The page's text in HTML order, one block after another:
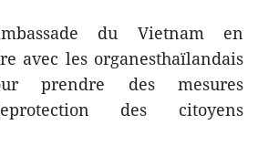
du Vietnam en
avec les organesthaïlandais
prendre des mesures
des citoyens